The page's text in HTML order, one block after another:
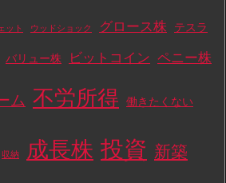
ット ウッドショック グロース株 テスラ
バリュー株 ビットコイン ペニー株
ム 不労所得 働きたくない
収納 成長株 投資 新築